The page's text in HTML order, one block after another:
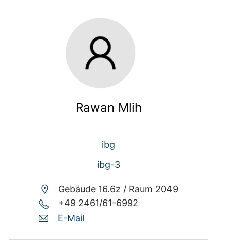
Rawan Mlih
ibg
ibg-3
Gebäude 16.6z / Raum 2049
+49 2461/61-6992
E-Mail